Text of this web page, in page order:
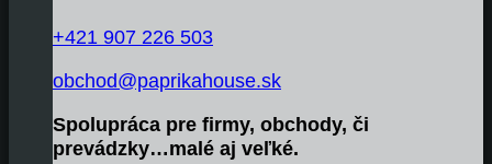
+421 907 226 503
obchod@paprikahouse.sk
Spolupráca pre firmy, obchody, či
prevádzky…malé aj veľké.